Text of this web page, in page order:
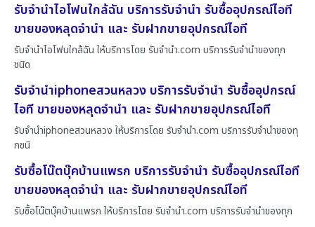
รับจำนำไอโฟนใกล้ฉัน บริการรับจำนำ รับซื้ออุปกรณ์ไอที
ขายของหลุดจำนำ และ รับฝากขายอุปกรณ์ไอที
รับจำนำไอโฟนใกล้ฉัน ให้บริการโดย รับจํานํา.com บริการรับจำนำของทุก
ชนิด
รับจำนำiphoneสวนหลวง บริการรับจำนำ รับซื้ออุปกรณ์
ไอที ขายของหลุดจำนำ และ รับฝากขายอุปกรณ์ไอที
รับจำนำiphoneสวนหลวง ให้บริการโดย รับจํานํา.com บริการรับจำนำของทุ
กชนิ
รับซื้อโน๊ตบุ๊คบ้านแพรก บริการรับจำนำ รับซื้ออุปกรณ์ไอที
ขายของหลุดจำนำ และ รับฝากขายอุปกรณ์ไอที
รับซื้อโน๊ตบุ๊คบ้านแพรก ให้บริการโดย รับจํานํา.com บริการรับจำนำของทุก